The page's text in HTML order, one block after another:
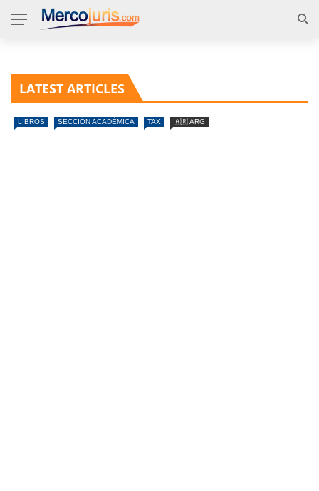
LATEST ARTICLES
LIBROS SECCIÓN ACADÉMICA TAX 🇦🇷 ARG